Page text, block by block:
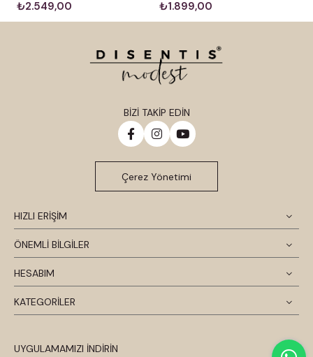
₺2.549,00 ₺1.899,00
HIZLI ERİŞİM
ÖNEMLİ BİLGİLER
HESABIM
KATEGORİLER
UYGULAMAMIZI İNDİRİN
BİZİ TAKİP EDİN
Çerez Yönetimi